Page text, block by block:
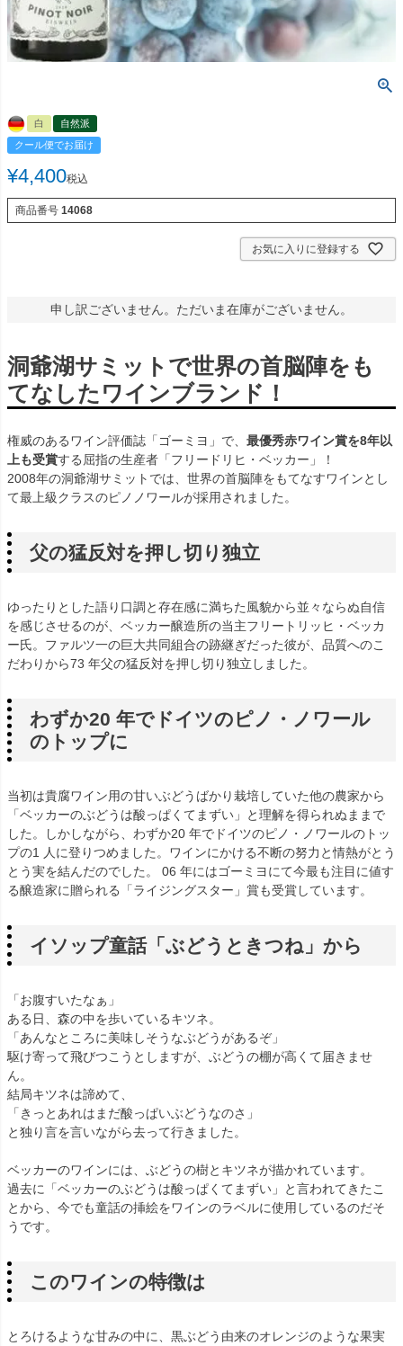
白
自然派
クール便でお届け
¥4,400税込
商品番号 14068
お気に入りに登録する
申し訳ございません。ただいま在庫がございません。
洞爺湖サミットで世界の首脳陣をも
てなしたワインブランド！
権威のあるワイン評価誌「ゴーミヨ」で、 最優秀赤ワイン賞を8年以
上も受賞する屈指の生産者「フリードリヒ・ベッカー」！
2008年の洞爺湖サミットでは、世界の首脳陣をもてなすワインとし
て最上級クラスのピノノワールが採用されました。
父の猛反対を押し切り独立
ゆったりとした語り口調と存在感に満ちた風貌から並々ならぬ自信
を感じさせるのが、ベッカー醸造所の当主フリートリッヒ・ベッカ
ー氏。ファルツ一の巨大共同組合の跡継ぎだった彼が、品質へのこ
だわりから73 年父の猛反対を押し切り独立しました。
わずか20 年でドイツのピノ・ノワール
のトップに
当初は貴腐ワイン用の甘いぶどうばかり栽培していた他の農家から
「ベッカーのぶどうは酸っぱくてまずい」と理解を得られぬままで
した。しかしながら、わずか20 年でドイツのピノ・ノワールのトッ
プの1 人に登りつめました。ワインにかける不断の努力と情熱がとう
とう実を結んだのでした。 06 年にはゴーミヨにて今最も注目に値す
る醸造家に贈られる「ライジングスター」賞も受賞しています。
イソップ童話「ぶどうときつね」から
「お腹すいたなぁ」
ある日、森の中を歩いているキツネ。
「あんなところに美味しそうなぶどうがあるぞ」
駆け寄って飛びつこうとしますが、ぶどうの棚が高くて届きませ
ん。
結局キツネは諦めて、
「きっとあれはまだ酸っぱいぶどうなのさ」
と独り言を言いながら去って行きました。
ベッカーのワインには、ぶどうの樹とキツネが描かれています。
過去に「ベッカーのぶどうは酸っぱくてまずい」と言われてきたこ
とから、今でも童話の挿絵をワインのラベルに使用しているのだそ
うです。
このワインの特徴は
とろけるような甘みの中に、黒ぶどう由来のオレンジのような果実